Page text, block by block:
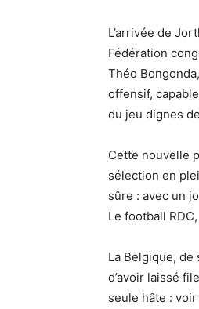
L’arrivée de
Fédération
Théo
offensif,
du jeu dignes
Cette nouvelle
sélection en
sûre : avec un
Le football
La Belgique,
d’avoir laissé
seule hâte :